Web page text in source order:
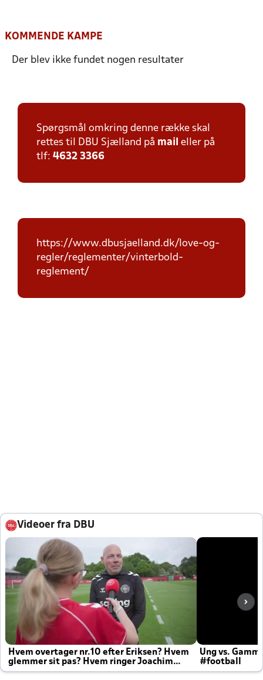
KOMMENDE KAMPE
Der blev ikke fundet nogen resultater
Spørgsmål omkring denne række skal
rettes til DBU Sjælland på mail eller på
tlf: 4632 3366
https://www.dbusjaelland.dk/love-og-
regler/reglementer/vinterbold-
reglement/
Videoer fra DBU
Hvem overtager nr.10 efter Eriksen? Hvem
glemmer sit pas? Hvem ringer Joachim
altid til efter kampe?
Ung vs.
#football